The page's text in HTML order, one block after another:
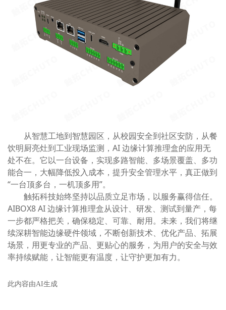
从智慧工地到智慧园区，从校园安全到社区安防，从餐
饮明厨亮灶到工业现场监测，AI 边缘计算推理盒的应用无
处不在。它以一台设备，实现多路智能、多场景覆盖、多功
能合一，大幅降低投入成本，提升安全管理水平，真正做到
“一台顶多台，一机顶多用”。
触拓科技始终坚持以品质立足市场，以服务赢得信任。
AIBOX8 AI 边缘计算推理盒从设计、研发、测试到量产，每
一步都严格把关，确保稳定、可靠、耐用。未来，我们将继
续深耕智能边缘硬件领域，不断创新技术、优化产品、拓展
场景，用更专业的产品、更贴心的服务，为用户的安全与效
率持续赋能，让智能更有温度，让守护更加有力。
此内容由AI生成